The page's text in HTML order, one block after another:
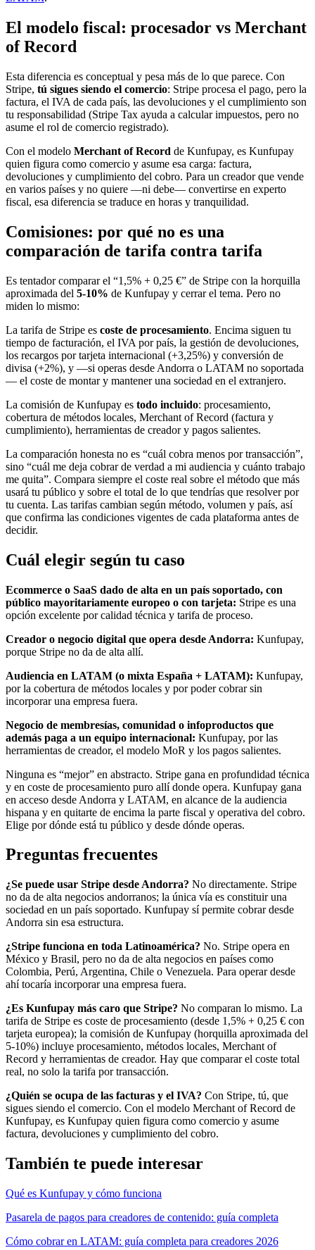
El modelo fiscal: procesador vs Merchant
of Record
Esta diferencia es conceptual y pesa más de lo que parece. Con
Stripe, tú sigues siendo el comercio: Stripe procesa el pago, pero la
factura, el IVA de cada país, las devoluciones y el cumplimiento son
tu responsabilidad (Stripe Tax ayuda a calcular impuestos, pero no
asume el rol de comercio registrado).
Con el modelo Merchant of Record de Kunfupay, es Kunfupay
quien figura como comercio y asume esa carga: factura,
devoluciones y cumplimiento del cobro. Para un creador que vende
en varios países y no quiere —ni debe— convertirse en experto
fiscal, esa diferencia se traduce en horas y tranquilidad.
Comisiones: por qué no es una
comparación de tarifa contra tarifa
Es tentador comparar el “1,5% + 0,25 €” de Stripe con la horquilla
aproximada del 5-10% de Kunfupay y cerrar el tema. Pero no
miden lo mismo:
La tarifa de Stripe es coste de procesamiento. Encima siguen tu
tiempo de facturación, el IVA por país, la gestión de devoluciones,
los recargos por tarjeta internacional (+3,25%) y conversión de
divisa (+2%), y —si operas desde Andorra o LATAM no soportada
— el coste de montar y mantener una sociedad en el extranjero.
La comisión de Kunfupay es todo incluido: procesamiento,
cobertura de métodos locales, Merchant of Record (factura y
cumplimiento), herramientas de creador y pagos salientes.
La comparación honesta no es “cuál cobra menos por transacción”,
sino “cuál me deja cobrar de verdad a mi audiencia y cuánto trabajo
me quita”. Compara siempre el coste real sobre el método que más
usará tu público y sobre el total de lo que tendrías que resolver por
tu cuenta. Las tarifas cambian según método, volumen y país, así
que confirma las condiciones vigentes de cada plataforma antes de
decidir.
Cuál elegir según tu caso
Ecommerce o SaaS dado de alta en un país soportado, con
público mayoritariamente europeo o con tarjeta: Stripe es una
opción excelente por calidad técnica y tarifa de proceso.
Creador o negocio digital que opera desde Andorra: Kunfupay,
porque Stripe no da de alta allí.
Audiencia en LATAM (o mixta España + LATAM): Kunfupay,
por la cobertura de métodos locales y por poder cobrar sin
incorporar una empresa fuera.
Negocio de membresías, comunidad o infoproductos que
además paga a un equipo internacional: Kunfupay, por las
herramientas de creador, el modelo MoR y los pagos salientes.
Ninguna es “mejor” en abstracto. Stripe gana en profundidad técnica
y en coste de procesamiento puro allí donde opera. Kunfupay gana
en acceso desde Andorra y LATAM, en alcance de la audiencia
hispana y en quitarte de encima la parte fiscal y operativa del cobro.
Elige por dónde está tu público y desde dónde operas.
Preguntas frecuentes
¿Se puede usar Stripe desde Andorra? No directamente. Stripe
no da de alta negocios andorranos; la única vía es constituir una
sociedad en un país soportado. Kunfupay sí permite cobrar desde
Andorra sin esa estructura.
¿Stripe funciona en toda Latinoamérica? No. Stripe opera en
México y Brasil, pero no da de alta negocios en países como
Colombia, Perú, Argentina, Chile o Venezuela. Para operar desde
ahí tocaría incorporar una empresa fuera.
¿Es Kunfupay más caro que Stripe? No comparan lo mismo. La
tarifa de Stripe es coste de procesamiento (desde 1,5% + 0,25 € con
tarjeta europea); la comisión de Kunfupay (horquilla aproximada del
5-10%) incluye procesamiento, métodos locales, Merchant of
Record y herramientas de creador. Hay que comparar el coste total
real, no solo la tarifa por transacción.
¿Quién se ocupa de las facturas y el IVA? Con Stripe, tú, que
sigues siendo el comercio. Con el modelo Merchant of Record de
Kunfupay, es Kunfupay quien figura como comercio y asume
factura, devoluciones y cumplimiento del cobro.
También te puede interesar
Qué es Kunfupay y cómo funciona
Pasarela de pagos para creadores de contenido: guía completa
Cómo cobrar en LATAM: guía completa para creadores 2026